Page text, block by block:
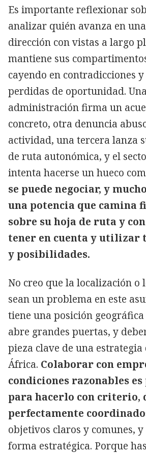
Es importante reflexionar
analizar quién avanza en
dirección con vistas a largo
mantiene sus
cayendo en contradicciones
perdidas de oportunidad. Una
administración firma un
concreto, otra denuncia
actividad, una tercera lanza
de ruta autonómica, y el
intenta hacerse un hueco
se puede negociar, y
una potencia que camina
sobre su hoja de ruta y
tener en cuenta y utilizar
y posibilidades.
No creo que la localización o
sean un problema en este
tiene una posición
abre grandes puertas, y
pieza clave de una
África. Colaborar con
condiciones razonables
para hacerlo con criterio,
perfectamente
objetivos claros y comunes,
forma estratégica. Porque